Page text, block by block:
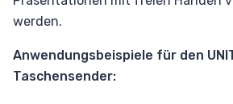
werden.
Anwendungsbeispiele für den
Taschensender: